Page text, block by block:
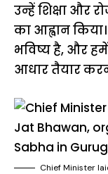
उन्हें शिक्षा और
का आह्वान
भविष्य है, और
आधार तैयार
Chief Minister